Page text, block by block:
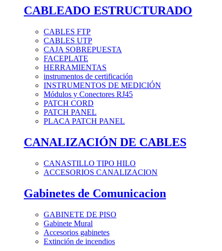
CABLEADO ESTRUCTURADO
CABLES FTP
CABLES UTP
CAJA SOBREPUESTA
FACEPLATE
HERRAMIENTAS
instrumentos de certificación
INSTRUMENTOS DE MEDICIÓN
Módulos y Conectores RJ45
PATCH CORD
PATCH PANEL
PLACA PATCH PANEL
CANALIZACIÓN DE CABLES
CANASTILLO TIPO HILO
ACCESORIOS CANALIZACION
Gabinetes de Comunicacion
GABINETE DE PISO
Gabinete Mural
Accesorios gabinetes
Extinción de incendios